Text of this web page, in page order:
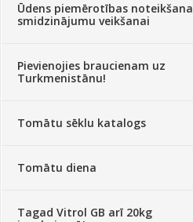
Ūdens piemērotības noteikšana
smidzinājumu veikšanai
Pievienojies braucienam uz
Turkmenistānu!
Tomātu sēklu katalogs
Tomātu diena
Tagad Vitrol GB arī 20kg
Mēslojumi(495)
Augsne, kūdra, mulča